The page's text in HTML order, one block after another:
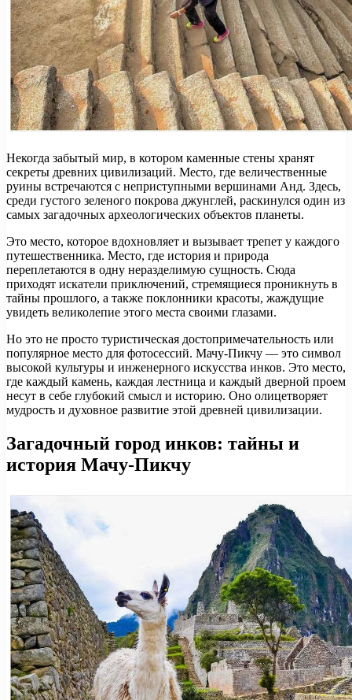
Некогда забытый мир, в котором каменные стены хранят
секреты древних цивилизаций. Место, где величественные
руины встречаются с неприступными вершинами Анд. Здесь,
среди густого зеленого покрова джунглей, раскинулся один из
самых загадочных археологических объектов планеты.
Это место, которое вдохновляет и вызывает трепет у каждого
путешественника. Место, где история и природа
переплетаются в одну неразделимую сущность. Сюда
приходят искатели приключений, стремящиеся проникнуть в
тайны прошлого, а также поклонники красоты, жаждущие
увидеть великолепие этого места своими глазами.
Но это не просто туристическая достопримечательность или
популярное место для фотосессий. Мачу-Пикчу — это символ
высокой культуры и инженерного искусства инков. Это место,
где каждый камень, каждая лестница и каждый дверной проем
несут в себе глубокий смысл и историю. Оно олицетворяет
мудрость и духовное развитие этой древней цивилизации.
Загадочный город инков: тайны и
история Мачу-Пикчу